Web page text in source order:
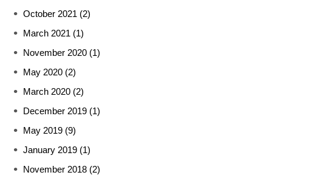
October 2021 (2)
March 2021 (1)
November 2020 (1)
May 2020 (2)
March 2020 (2)
December 2019 (1)
May 2019 (9)
January 2019 (1)
November 2018 (2)